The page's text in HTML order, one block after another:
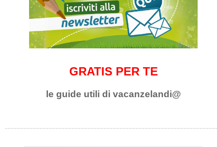
GRATIS PER TE
le guide utili di vacanzelandi@